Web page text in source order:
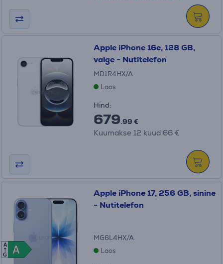
Apple iPhone 16e, 128 GB,
valge - Nutitelefon
MD1R4HX/A
Laos
Hind:
679.99 €
Kuumakse 12 kuud 66 €
A
A
A
G
Apple iPhone 17, 256 GB, sinine
- Nutitelefon
MG6L4HX/A
Laos